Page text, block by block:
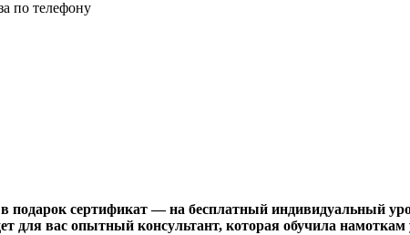
по телефону
подарок сертификат — на бесплатный индивидуальный
для вас опытный консультант, которая обучила